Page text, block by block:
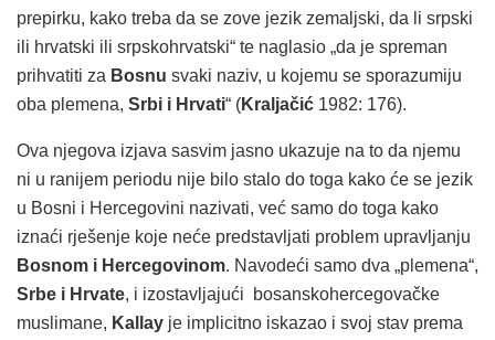
prepirku, kako treba da se zove jezik zemaljski, da li srpski
ili hrvatski ili srpskohrvatski“ te naglasio „da je spreman
prihvatiti za Bosnu svaki naziv, u kojemu se sporazumiju
oba plemena, Srbi i Hrvati“ (Kraljačić 1982: 176).
Ova njegova izjava sasvim jasno ukazuje na to da njemu
ni u ranijem periodu nije bilo stalo do toga kako će se jezik
u Bosni i Hercegovini nazivati, već samo do toga kako
iznaći rješenje koje neće predstavljati problem upravljanju
Bosnom i Hercegovinom. Navodeći samo dva „plemena“,
Srbe i Hrvate, i izostavljajući bosanskohercegovačke
muslimane, Kallay je implicitno iskazao i svoj stav prema